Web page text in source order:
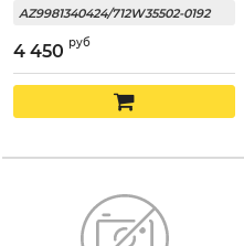
AZ9981340424/712W35502-0192
4 450 руб